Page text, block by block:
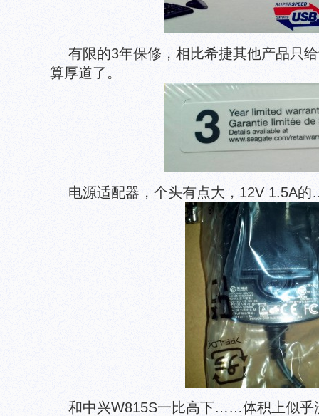
有限的3年保修，相比希捷其他产品只
算厚道了。
电源适配器，个头有点大，12V 1.5A
和中兴W815S一比高下……体积上似乎